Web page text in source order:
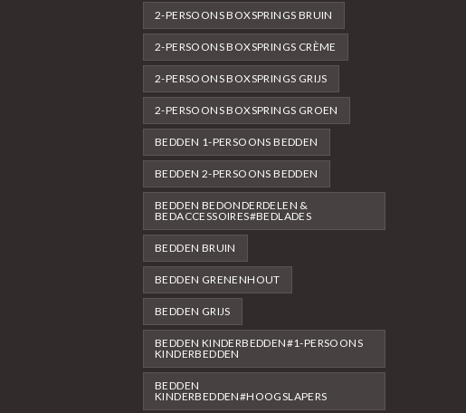
2-PERSOONS BOXSPRINGS BRUIN
2-PERSOONS BOXSPRINGS CRÈME
2-PERSOONS BOXSPRINGS GRIJS
2-PERSOONS BOXSPRINGS GROEN
BEDDEN 1-PERSOONS BEDDEN
BEDDEN 2-PERSOONS BEDDEN
BEDDEN BEDONDERDELEN &
BEDACCESSOIRES#BEDLADES
BEDDEN BRUIN
BEDDEN GRENENHOUT
BEDDEN GRIJS
BEDDEN KINDERBEDDEN#1-PERSOONS
KINDERBEDDEN
BEDDEN
KINDERBEDDEN#HOOGSLAPERS